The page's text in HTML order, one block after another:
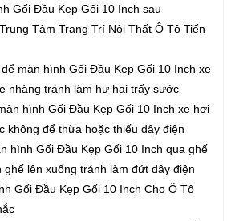
Gối Đầu Kẹp Gối 10 Inch sau
Tâm Trang Trí Nội Thất Ô Tô Tiến
hình Gối Đầu Kẹp Gối 10 Inch xe
nhàng tránh làm hư hại trấy sước
Gối Đầu Kẹp Gối 10 Inch xe hơi
không để thừa hoặc thiếu dây điện
Gối Đầu Kẹp Gối 10 Inch qua ghế
ghế lên xuống tránh làm đứt dây điện
Đầu Kẹp Gối 10 Inch Cho Ô Tô